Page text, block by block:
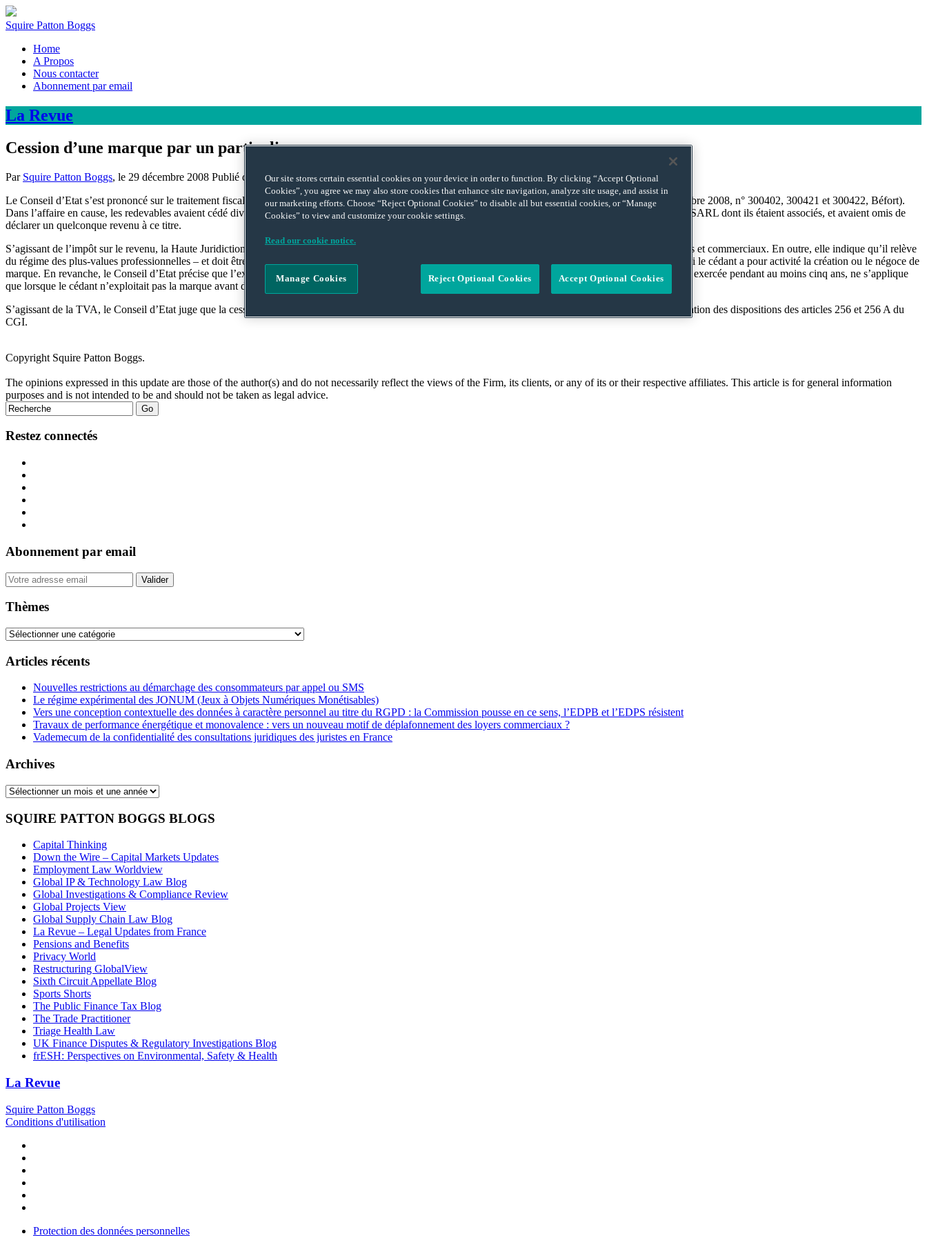
Squire Patton Boggs
Home
A Propos
Nous contacter
Abonnement par email
La Revue
Cession d’une marque par un particulier
Par Squire Patton Boggs, le 29 décembre 2008 Publié dans DROIT FISCAL
Le Conseil d’Etat s’est prononcé sur le traitement fiscal du produit de la cession d’une marque commerciale par un particulier (CE, 9e et 10e ss-sect., 3 septembre 2008, n° 300402, 300421 et 300422, Béfort).
Dans l’affaire en cause, les redevables avaient cédé diverses marques, lesquelles avaient été antérieurement déposées à l’INPI et concédées gratuitement à des SARL dont ils étaient associés, et avaient omis de
déclarer un quelconque revenu à ce titre.
S’agissant de l’impôt sur le revenu, la Haute Juridiction juge que le produit de la cession d’une marque est imposable dans la catégorie des bénéfices industriels et commerciaux. En outre, elle indique qu’il relève
du régime des plus-values professionnelles – et doit être imposé au taux réduit si les marques ont été détenues par le redevable depuis plus de deux ans – sauf si le cédant a pour activité la création ou le négoce de
marque. En revanche, le Conseil d’Etat précise que l’exonération des plus-values professionnelles prévue à l’article 151 septies du CGI, lorsque l’activité a été exercée pendant au moins cinq ans, ne s’applique
que lorsque le cédant n’exploitait pas la marque avant de la céder mais l’avait concédé à un tiers.
S’agissant de la TVA, le Conseil d’Etat juge que la cession d’une marque qui ne s’accompagne pas d’un transfert de clientèle est passible de la TVA en application des dispositions des articles 256 et 256 A du
CGI.
Tweet
post
Like
post
Email
post
Share
post
on
Copyright Squire Patton Boggs.
The opinions expressed in this update are those of the author(s) and do not necessarily reflect the views of the Firm, its clients, or any of its or their respective affiliates. This article is for general information
purposes and is not intended to be and should not be taken as legal advice.
Restez connectés
Abonnement par email
Your
website
Thèmes
Thèmes
Articles récents
Nouvelles restrictions au démarchage des consommateurs par appel ou SMS
Le régime expérimental des JONUM (Jeux à Objets Numériques Monétisables)
Vers une conception contextuelle des données à caractère personnel au titre du RGPD : la Commission pousse en ce sens, l’EDPB et l’EDPS résistent
Travaux de performance énergétique et monovalence : vers un nouveau motif de déplafonnement des loyers commerciaux ?
Vademecum de la confidentialité des consultations juridiques des juristes en France
Archives
Archives
SQUIRE PATTON BOGGS BLOGS
Capital Thinking
Down the Wire – Capital Markets Updates
Employment Law Worldview
Global IP & Technology Law Blog
Global Investigations & Compliance Review
Global Projects View
Global Supply Chain Law Blog
La Revue – Legal Updates from France
Pensions and Benefits
Privacy World
Restructuring GlobalView
Sixth Circuit Appellate Blog
Sports Shorts
The Public Finance Tax Blog
The Trade Practitioner
Triage Health Law
UK Finance Disputes & Regulatory Investigations Blog
frESH: Perspectives on Environmental, Safety & Health
La Revue
Squire Patton Boggs
Conditions d'utilisation
Protection des données personnelles
Our site stores certain essential cookies on your device in order to function. By clicking “Accept Optional
Cookies”, you agree we may also store cookies that enhance site navigation, analyze site usage, and assist in
our marketing efforts. Choose “Reject Optional Cookies” to disable all but essential cookies, or “Manage
Cookies” to view and customize your cookie settings.
Read our cookie notice.
Reject Optional Cookies Accept Optional Cookies
Manage Cookies